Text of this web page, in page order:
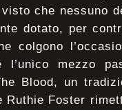
che nessuno
dotato, per
colgono
mezzo
Blood, un
Ruthie Foster